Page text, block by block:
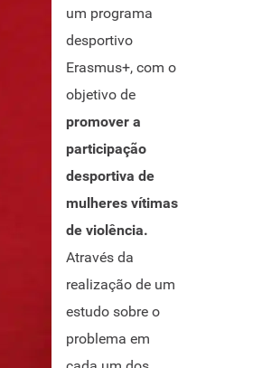
um programa
desportivo
Erasmus+, com o
objetivo de
promover a
participação
desportiva de
mulheres vítimas
de violência.
Através da
realização de um
estudo sobre o
problema em